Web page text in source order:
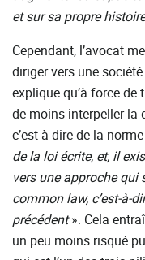
et sur sa propre
Cependant, l’avocat
diriger vers une
explique qu’à force
de moins interpeller la
c’est-à-dire de la
de la loi écrite, et, il
vers une approche qui
common law, c’est-à-
précédent». Cela
un peu moins risqué